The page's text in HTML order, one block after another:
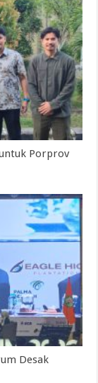
Porprov
Desak